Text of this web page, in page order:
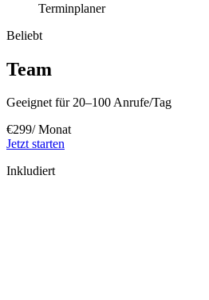
Terminplaner
Beliebt
Team
Geeignet für 20–100 Anrufe/Tag
€299/ Monat
Jetzt starten
Inkludiert